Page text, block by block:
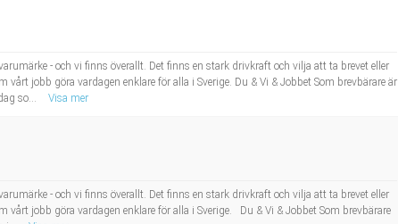
- och vi finns överallt. Det finns en stark drivkraft och vilja att ta brevet eller
jobb göra vardagen enklare för alla i Sverige. Du & Vi & Jobbet Som brevbärare är
so...
Visa mer
- och vi finns överallt. Det finns en stark drivkraft och vilja att ta brevet eller
jobb göra vardagen enklare för alla i Sverige. Du & Vi & Jobbet Som brevbärare